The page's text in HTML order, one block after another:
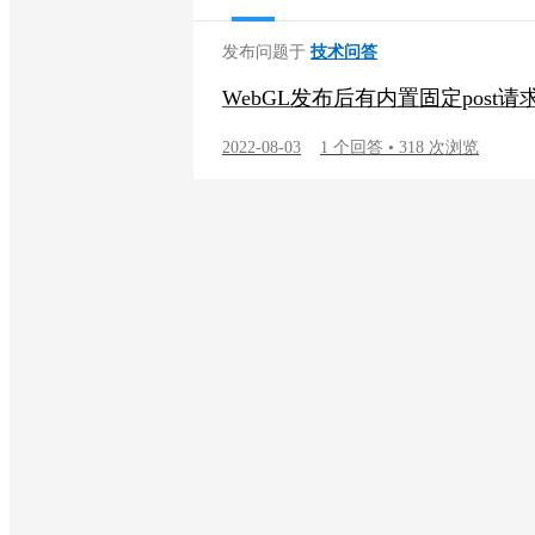
发布问题于 技术问答
WebGL发布后有内置固定post请
2022-08-03 1 个回答 • 318 次浏览